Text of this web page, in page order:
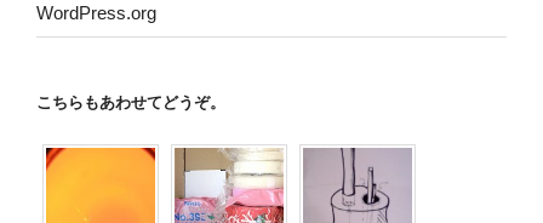
WordPress.org
こちらもあわせてどうぞ。